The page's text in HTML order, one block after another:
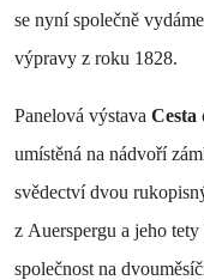
se nyní společně
výpravy z roku 1828.
Panelová výstava Cesta
umístěná na nádvoří
svědectví dvou
z Auerspergu a jeho
společnost na